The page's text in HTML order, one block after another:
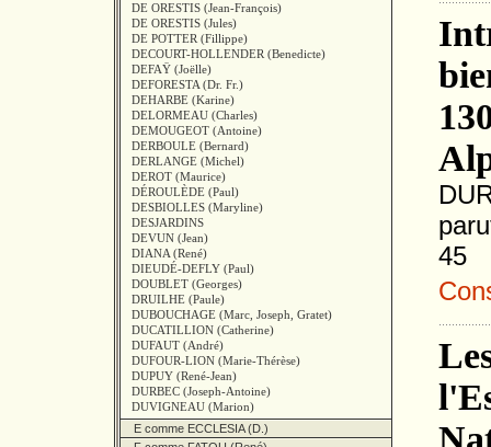
DE ORESTIS (Jean-François)
DE ORESTIS (Jules)
DE POTTER (Fillippe)
DECOURT-HOLLENDER (Benedicte)
DEFAŸ (Joëlle)
DEFORESTA (Dr. Fr.)
DEHARBE (Karine)
DELORMEAU (Charles)
DEMOUGEOT (Antoine)
DERBOULE (Bernard)
DERLANGE (Michel)
DEROT (Maurice)
DÉROULÈDE (Paul)
DESBIOLLES (Maryline)
DESJARDINS
DEVUN (Jean)
DIANA (René)
DIEUDÉ-DEFLY (Paul)
DOUBLET (Georges)
DRUILHE (Paule)
DUBOUCHAGE (Marc, Joseph, Gratet)
DUCATILLION (Catherine)
DUFAUT (André)
DUFOUR-LION (Marie-Thérèse)
DUPUY (René-Jean)
DURBEC (Joseph-Antoine)
DUVIGNEAU (Marion)
E comme ECCLESIA (D.)
45